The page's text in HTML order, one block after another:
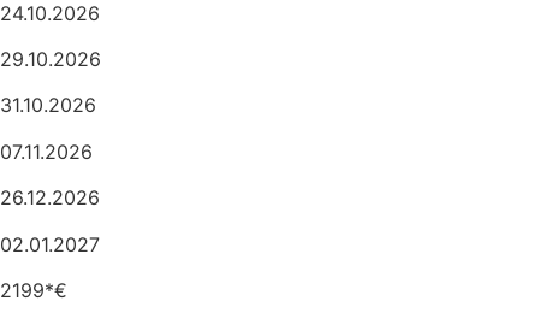
24.10.2026
29.10.2026
31.10.2026
07.11.2026
26.12.2026
02.01.2027
2199*€